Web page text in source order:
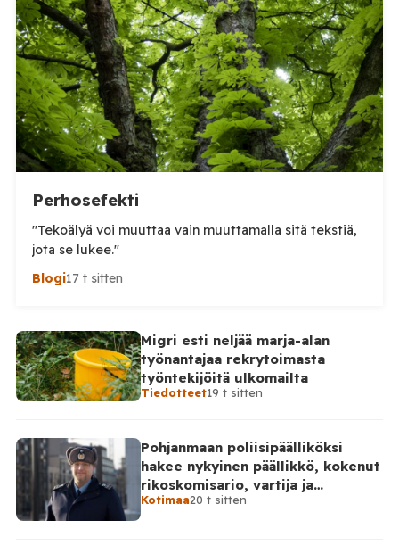
Tämä voi olla yläkanttiin, mutta kuitenkin todella
suuri määrä. (Tosin tilanne on jo ilmeisimmin ohi,
mutta koskaan […]
Perhosefekti
"Tekoälyä voi muuttaa vain muuttamalla sitä tekstiä,
jota se lukee."
Blogi17 t sitten
Migri esti neljää marja-alan
työnantajaa rekrytoimasta
työntekijöitä ulkomailta
Tiedotteet19 t sitten
Pohjanmaan poliisipäälliköksi
hakee nykyinen päällikkö, kokenut
rikoskomisario, vartija ja
sarjahakija
Kotimaa20 t sitten